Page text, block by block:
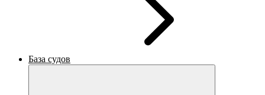
База судов